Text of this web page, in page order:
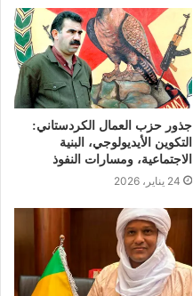
جذور حزب العمال الكردستاني:
التكوين الأيديولوجي، البنية
الاجتماعية، ومسارات النفوذ
24 يناير، 2026